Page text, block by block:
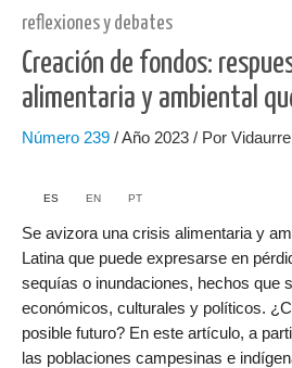
reflexiones y debates
Creación de fondos:
alimentaria y ambiental
Número 239 / Año 2023 / Por
ES EN PT
Se avizora una crisis alimentaria y
Latina que puede expresarse en
sequías o inundaciones, hechos que
económicos, culturales y políticos.
posible futuro? En este artículo, a
las poblaciones campesinas e